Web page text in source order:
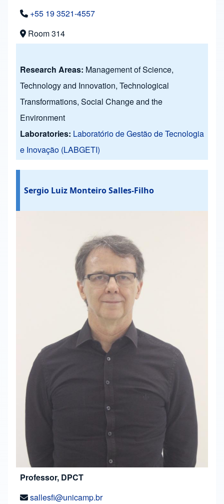
+55 19 3521-4557
Room 314
Research Areas: Management of Science,
Technology and Innovation, Technological
Transformations, Social Change and the
Environment
Laboratories: Laboratório de Gestão de Tecnologia
e Inovação (LABGETI)
Sergio Luiz Monteiro Salles-Filho
Professor, DPCT
sallesfi@unicamp.br